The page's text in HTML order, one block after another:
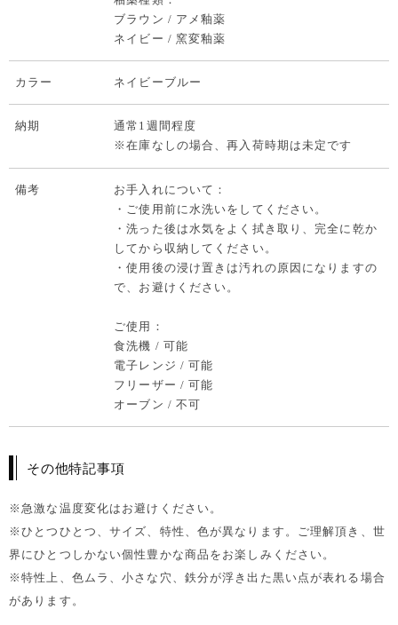
ブラウン / アメ釉薬
ネイビー / 窯変釉薬
カラー ネイビーブルー
納期
通常1週間程度
※在庫なしの場合、再入荷時期は未定です
備考
お手入れについて：
・ご使用前に水洗いをしてください。
・洗った後は水気をよく拭き取り、完全に乾か
してから収納してください。
・使用後の浸け置きは汚れの原因になりますの
で、お避けください。
ご使用：
食洗機 / 可能
電子レンジ / 可能
フリーザー / 可能
オーブン / 不可
その他特記事項
※急激な温度変化はお避けください。
※ひとつひとつ、サイズ、特性、色が異なります。ご理解頂き、世
界にひとつしかない個性豊かな商品をお楽しみください。
※特性上、色ムラ、小さな穴、鉄分が浮き出た黒い点が表れる場合
があります。